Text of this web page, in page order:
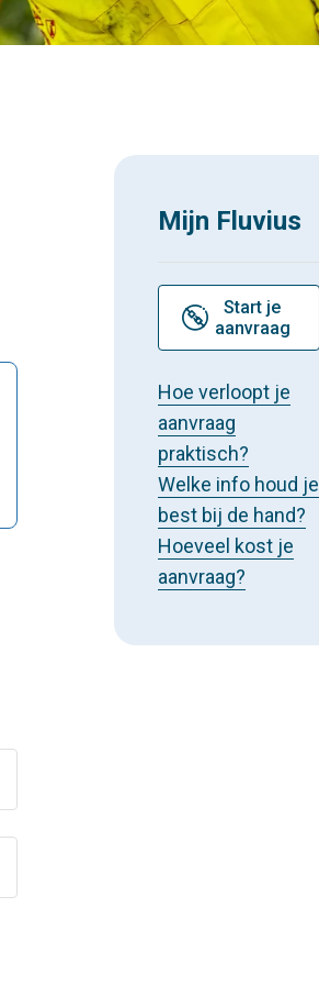
Mijn Fluvius
aansluiten-
Start je
aanvraag
Hoe verloopt je
aanvraag
praktisch?
Welke info houd je
best bij de hand?
Hoeveel kost je
aanvraag?